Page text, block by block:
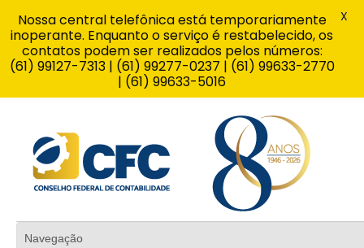
Nossa central telefônica está temporariamente
inoperante. Enquanto o serviço é restabelecido, os
contatos podem ser realizados pelos números:
(61) 99127-7313 | (61) 99277-0237 | (61) 99633-2770
| (61) 99633-5016
X